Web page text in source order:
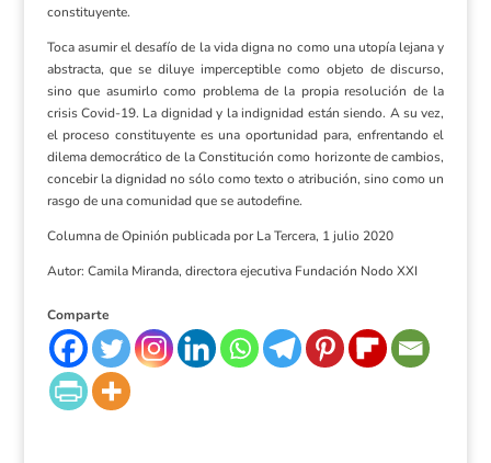
constituyente.
Toca asumir el desafío de la vida digna no como una utopía lejana y
abstracta, que se diluye imperceptible como objeto de discurso,
sino que asumirlo como problema de la propia resolución de la
crisis Covid-19. La dignidad y la indignidad están siendo. A su vez,
el proceso constituyente es una oportunidad para, enfrentando el
dilema democrático de la Constitución como horizonte de cambios,
concebir la dignidad no sólo como texto o atribución, sino como un
rasgo de una comunidad que se autodefine.
Columna de Opinión publicada por La Tercera, 1 julio 2020
Autor: Camila Miranda, directora ejecutiva Fundación Nodo XXI
Comparte